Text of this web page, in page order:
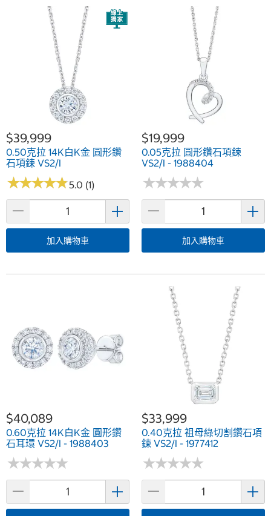
$39,999
0.50克拉 14K白K金 圓形鑽
石項鍊 VS2/I
★★★★★
★★★★★5.0 (1)
加入購物車
$19,999
0.05克拉 圓形鑽石項鍊
VS2/I - 1988404
★★★★★
★★★★★
加入購物車
$40,089
0.60克拉 14K白K金 圓形鑽
石耳環 VS2/I - 1988403
★★★★★
★★★★★
$33,999
0.40克拉 祖母綠切割鑽石項
鍊 VS2/I - 1977412
★★★★★
★★★★★